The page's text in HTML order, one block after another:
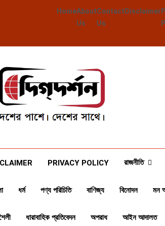
HomeAbout
Us
Contact
Us
Disclaimer
PRIVACY POLICY রাজনীতি
ধর্ম পণ্য পরিচিতি বাণিজ্য বিনোদন মন
ধারাবাহিক প্রতিবেদন অপরাধ আইন আদালত